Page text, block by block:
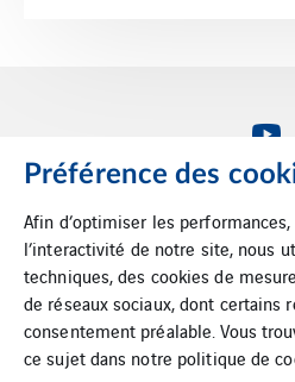
VINCI Energies Belgium
VINCI Energies
The agility effect
Préférence des
Afin d’optimiser les
l’interactivité de notre site, nous
techniques, des cookies de
de réseaux sociaux, dont certains
consentement préalable. Vous
ce sujet dans notre politique de